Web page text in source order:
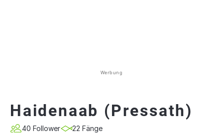
Werbung
Haidenaab (Pressath)
40 Follower 22 Fänge